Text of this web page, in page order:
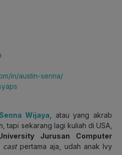
in/austin-senna/
Wijaya , atau yang akrab
tapi sekarang lagi kuliah di USA,
Jurusan Computer
cast pertama aja, udah anak Ivy